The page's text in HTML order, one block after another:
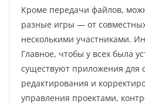
Кроме передачи файлов,
разные игры — от совместных
несколькими участниками.
Главное, чтобы у всех была
существуют приложения для
редактирования и
управления проектами,